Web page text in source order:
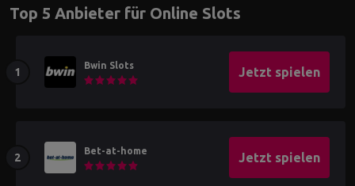
Top 5 Anbieter für Online Slots
Bwin Slots Jetzt spielen
Bet-at-home Jetzt spielen